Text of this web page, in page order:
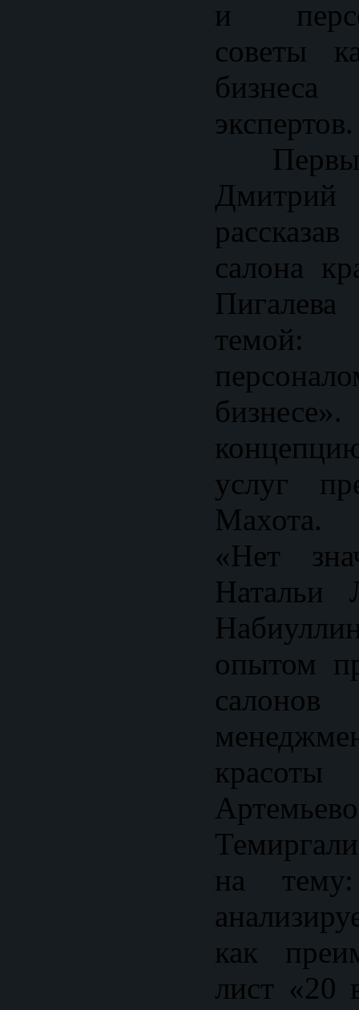
и
советы
бизнеса
экспертов.
салона
темой:
услуг
Махота.
«Нет
Натальи
опытом
салонов
на тему:
как
лист «20